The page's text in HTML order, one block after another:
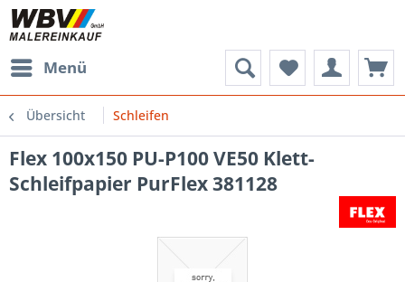
Menü
Übersicht Schleifen
Flex 100x150 PU-P100 VE50 Klett-
Schleifpapier PurFlex 381128